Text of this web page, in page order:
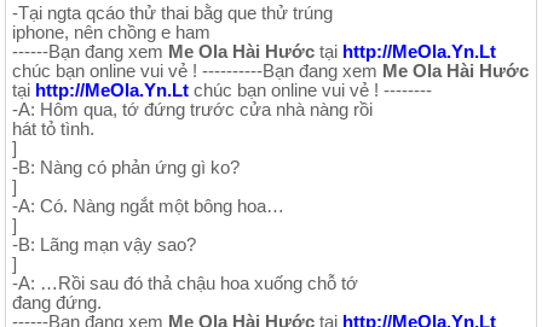
-Tại ngta qcáo thử thai bằg que thử trúng
iphone, nên chồng e ham
------Bạn đang xem Me Ola Hài Hước tại http://MeOla.Yn.Lt
chúc bạn online vui vẻ ! ----------Bạn đang xem Me Ola Hài Hước
tại http://MeOla.Yn.Lt chúc bạn online vui vẻ ! --------
-A: Hôm qua, tớ đứng trước cửa nhà nàng rồi
hát tỏ tình.
]
-B: Nàng có phản ứng gì ko?
]
-A: Có. Nàng ngắt một bông hoa…
]
-B: Lãng mạn vậy sao?
]
-A: …Rồi sau đó thả chậu hoa xuống chỗ tớ
đang đứng.
------Bạn đang xem Me Ola Hài Hước tại http://MeOla.Yn.Lt